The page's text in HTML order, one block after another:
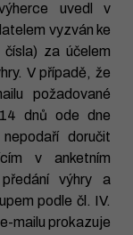
uvedl v
vyzván ke
za účelem
V případě, že
požadované
dnů ode dne
doručit
v anketním
výhry a
podle čl. IV.
mailu prokazuje